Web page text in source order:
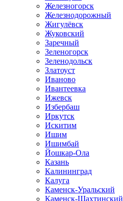
Железногорск
Железнодорожный
Жигулёвск
Жуковский
Заречный
Зеленогорск
Зеленодольск
Златоуст
Иваново
Ивантеевка
Ижевск
Избербаш
Иркутск
Искитим
Ишим
Ишимбай
Йошкар-Ола
Казань
Калининград
Калуга
Каменск-Уральский
Каменск-Шахтинский